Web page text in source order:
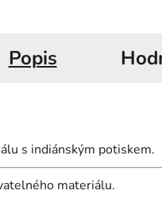
Popis
s indiánským potiskem.
materiálu.